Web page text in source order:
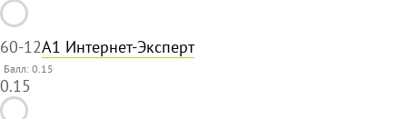
60-12А1 Интернет-Эксперт
Балл: 0.15
0.15